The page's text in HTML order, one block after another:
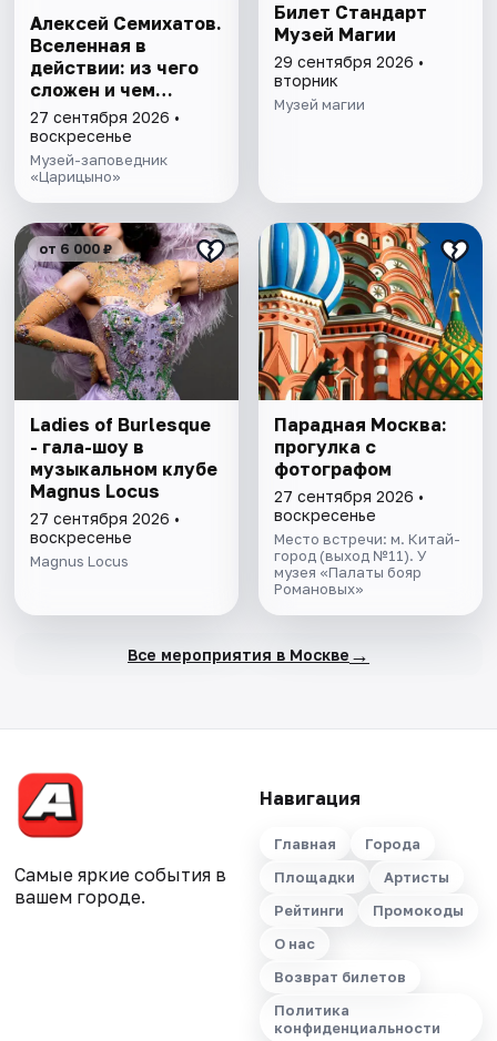
Алексей Семихатов.
Вселенная в
действии: из чего
сложен и чем
управляется мир
27 сентября 2026 •
воскресенье
Музей-заповедник
«Царицыно»
Билет Стандарт
Музей Магии
29 сентября 2026 •
вторник
Музей магии
от 6 000 ₽
Ladies of Burlesque
- гала-шоу в
музыкальном клубе
Magnus Locus
27 сентября 2026 •
воскресенье
Magnus Locus
Парадная Москва:
прогулка с
фотографом
27 сентября 2026 •
воскресенье
Место встречи: м. Китай-
город (выход №11). У
музея «Палаты бояр
Романовых»
Все мероприятия в Москве →
Самые яркие события в
вашем городе.
Навигация
Главная
Города
Площадки
Артисты
Рейтинги
Промокоды
О нас
Возврат билетов
Политика
конфиденциальности